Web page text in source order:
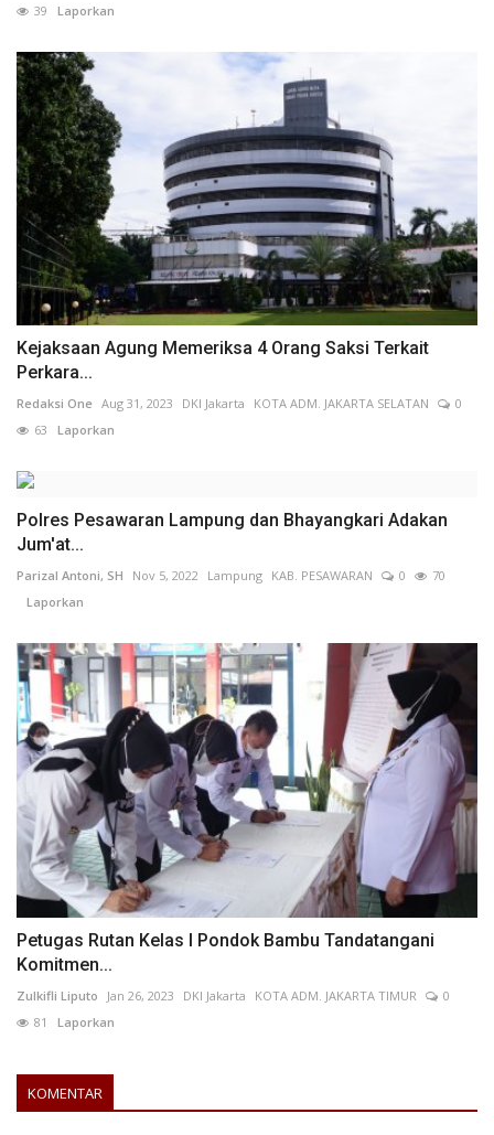
39 Laporkan
Kejaksaan Agung Memeriksa 4 Orang Saksi Terkait
Perkara...
Redaksi One Aug 31, 2023 DKI Jakarta KOTA ADM. JAKARTA SELATAN
0
63 Laporkan
Polres Pesawaran Lampung dan Bhayangkari Adakan
Jum'at...
Parizal Antoni, SH Nov 5, 2022 Lampung KAB. PESAWARAN 0
70
Laporkan
Petugas Rutan Kelas I Pondok Bambu Tandatangani
Komitmen...
Zulkifli Liputo Jan 26, 2023 DKI Jakarta KOTA ADM. JAKARTA TIMUR
0
81
Laporkan
KOMENTAR